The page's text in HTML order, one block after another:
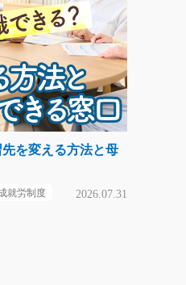
を変える方法と母
就労制度 2026.07.31